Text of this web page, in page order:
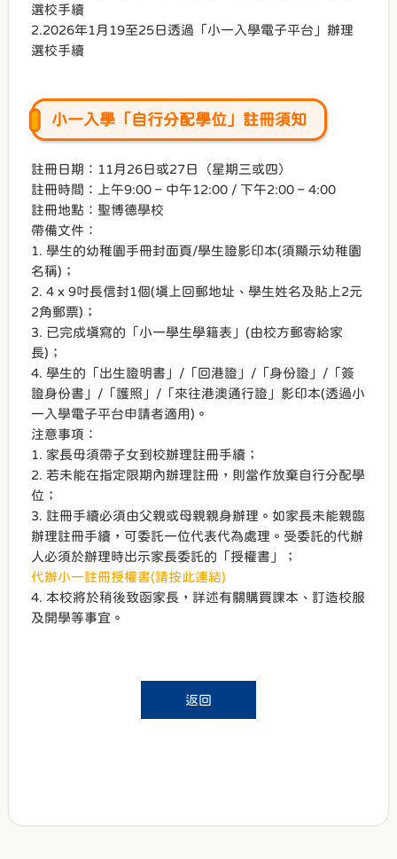
選校手續
2.2026年1月19至25日透過「小一入學電子平台」辦理
選校手續
小一入學「自行分配學位」註冊須知
註冊日期：11月26日或27日（星期三或四）
註冊時間：上午9:00 – 中午12:00 / 下午2:00 – 4:00
註冊地點：聖博德學校
帶備文件：
1. 學生的幼稚園手冊封面頁/學生證影印本(須顯示幼稚園
名稱)；
2. 4 x 9吋長信封1個(填上回郵地址、學生姓名及貼上2元
2角郵票)；
3. 已完成填寫的「小一學生學籍表」(由校方郵寄給家
長)；
4. 學生的「出生證明書」/「回港證」/「身份證」/「簽
證身份書」/「護照」/「來往港澳通行證」影印本(透過小
一入學電子平台申請者適用)。
注意事項：
1. 家長毋須帶子女到校辦理註冊手續；
2. 若未能在指定限期內辦理註冊，則當作放棄自行分配學
位；
3. 註冊手續必須由父親或母親親身辦理。如家長未能親臨
辦理註冊手續，可委託一位代表代為處理。受委託的代辦
人必須於辦理時出示家長委託的「授權書」；
代辦小一註冊授權書(請按此連結)
4. 本校將於稍後致函家長，詳述有關購買課本、訂造校服
及開學等事宜。
返回